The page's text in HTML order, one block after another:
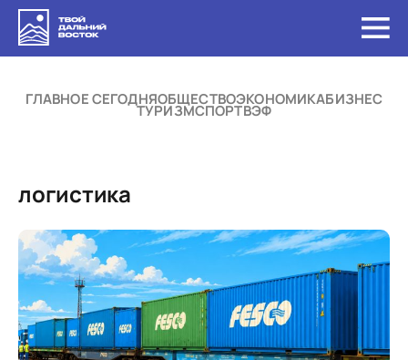
ГЛАВНОЕ СЕГОДНЯОБЩЕСТВОЭКОНОМИКАБИЗНЕС
ТУРИЗМСПОРТВЭФ
логистика